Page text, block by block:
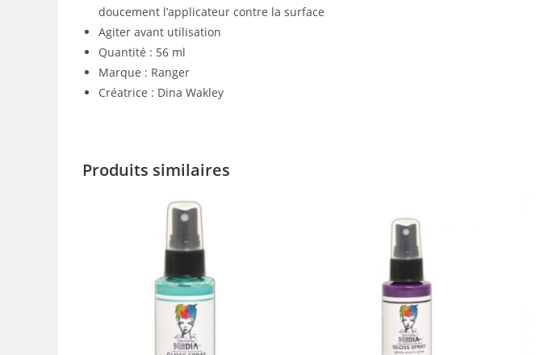
doucement l’applicateur contre la surface
Agiter avant utilisation
Quantité : 56 ml
Marque : Ranger
Créatrice : Dina Wakley
Produits similaires